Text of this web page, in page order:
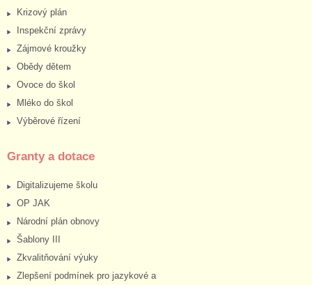
Krizový plán
Inspekční zprávy
Zájmové kroužky
Obědy dětem
Ovoce do škol
Mléko do škol
Výběrové řízení
Granty a dotace
Digitalizujeme školu
OP JAK
Národní plán obnovy
Šablony III
Zkvalitňování výuky
Zlepšení podmínek pro jazykové a